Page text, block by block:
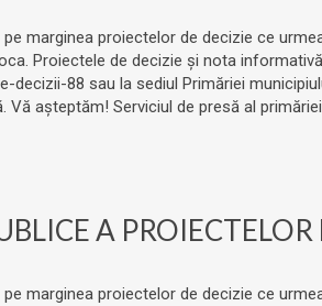
marginea proiectelor de decizie ce
Proiectele de decizie și nota
88 sau la sediul Primăriei
așteptăm! Serviciul de presă al primăriei
A PROIECTELOR
marginea proiectelor de decizie ce